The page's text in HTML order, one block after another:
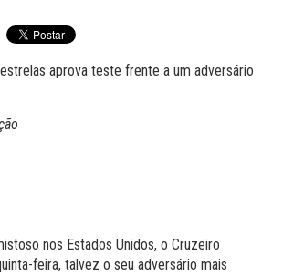
nos Estados Unidos, o Cruzeiro
feira, talvez o seu adversário mais